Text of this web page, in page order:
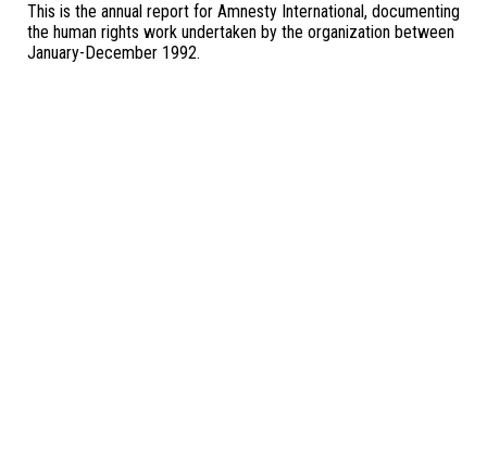
This is the annual report for Amnesty International, documenting
the human rights work undertaken by the organization between
January-December 1992.